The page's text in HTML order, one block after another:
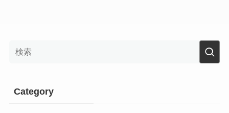
Category